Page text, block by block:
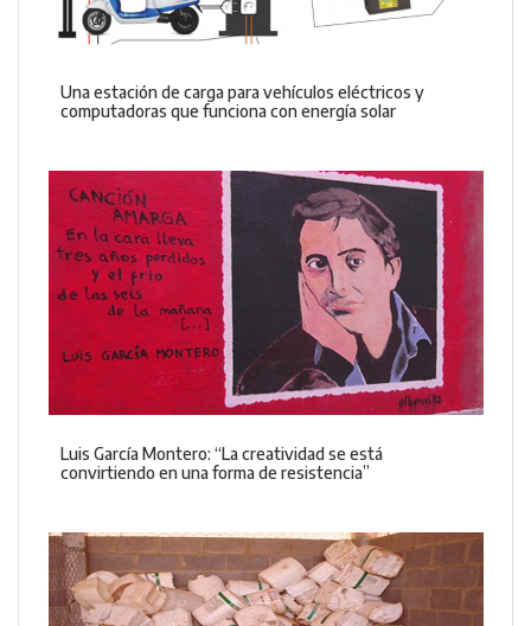
Una estación de carga para vehículos eléctricos y
computadoras que funciona con energía solar
Luis García Montero: “La creatividad se está
convirtiendo en una forma de resistencia”